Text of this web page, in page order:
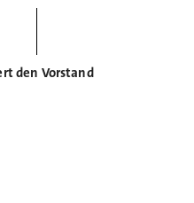
den Vorstand